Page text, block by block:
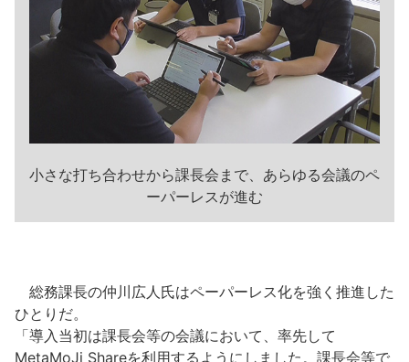
小さな打ち合わせから課長会まで、あらゆる会議のペ
ーパーレスが進む
総務課長の仲川広人氏はペーパーレス化を強く推進した
ひとりだ。
「導入当初は課長会等の会議において、率先して
MetaMoJi Shareを利用するようにしました。課長会等で